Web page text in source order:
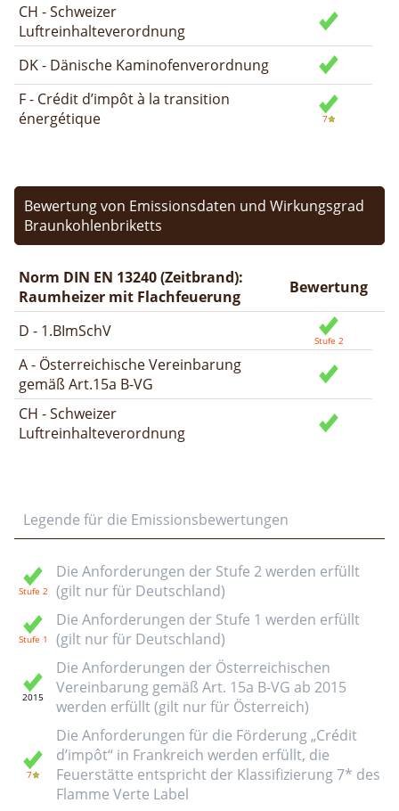
CH - Schweizer
Luftreinhalteverordnung
DK - Dänische Kaminofenverordnung
F - Crédit d’impôt à la transition
énergétique
Bewertung von Emissionsdaten und Wirkungsgrad
Braunkohlenbriketts
Norm DIN EN 13240 (Zeitbrand):
Raumheizer mit Flachfeuerung
Bewertung
D - 1.BImSchV
A - Österreichische Vereinbarung
gemäß Art.15a B-VG
CH - Schweizer
Luftreinhalteverordnung
Legende für die Emissionsbewertungen
Die Anforderungen der Stufe 2 werden erfüllt
(gilt nur für Deutschland)
Die Anforderungen der Stufe 1 werden erfüllt
(gilt nur für Deutschland)
Die Anforderungen der Österreichischen
Vereinbarung gemäß Art. 15a B-VG ab 2015
werden erfüllt (gilt nur für Österreich)
Die Anforderungen für die Förderung „Crédit
d’impôt“ in Frankreich werden erfüllt, die
Feuerstätte entspricht der Klassifizierung 7* des
Flamme Verte Label